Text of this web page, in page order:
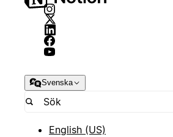
Svenska
English (US)